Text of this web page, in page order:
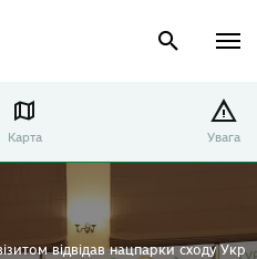
Карта Увага
відвідав нацпарки сходу